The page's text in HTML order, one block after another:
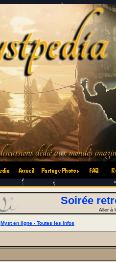
•
Soirée
Aller à
Myst en ligne - Toutes les infos